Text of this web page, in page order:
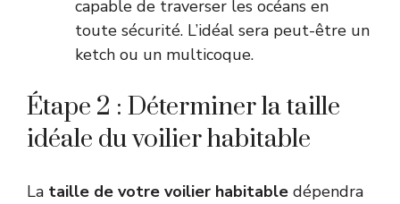
capable de traverser les océans en
toute sécurité. L’idéal sera peut-être un
ketch ou un multicoque.
Étape 2 : Déterminer la taille
idéale du voilier habitable
La taille de votre voilier habitable dépendra